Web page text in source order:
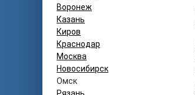
Воронеж
Казань
Киров
Краснодар
Москва
Новосибирск
Омск